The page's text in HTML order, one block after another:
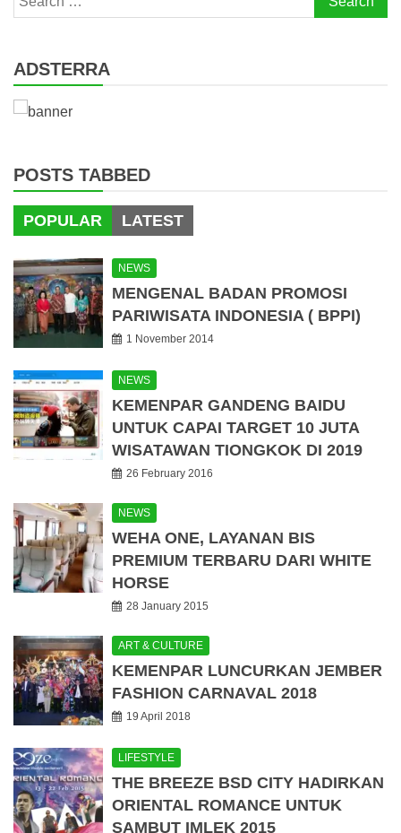
for:
ADSTERRA
POSTS TABBED
POPULAR LATEST
NEWS
MENGENAL BADAN PROMOSI
PARIWISATA INDONESIA ( BPPI)
1 November 2014
NEWS
KEMENPAR GANDENG BAIDU
UNTUK CAPAI TARGET 10 JUTA
WISATAWAN TIONGKOK DI 2019
26 February 2016
NEWS
WEHA ONE, LAYANAN BIS
PREMIUM TERBARU DARI WHITE
HORSE
28 January 2015
ART & CULTURE
KEMENPAR LUNCURKAN JEMBER
FASHION CARNAVAL 2018
19 April 2018
LIFESTYLE
THE BREEZE BSD CITY HADIRKAN
ORIENTAL ROMANCE UNTUK
SAMBUT IMLEK 2015